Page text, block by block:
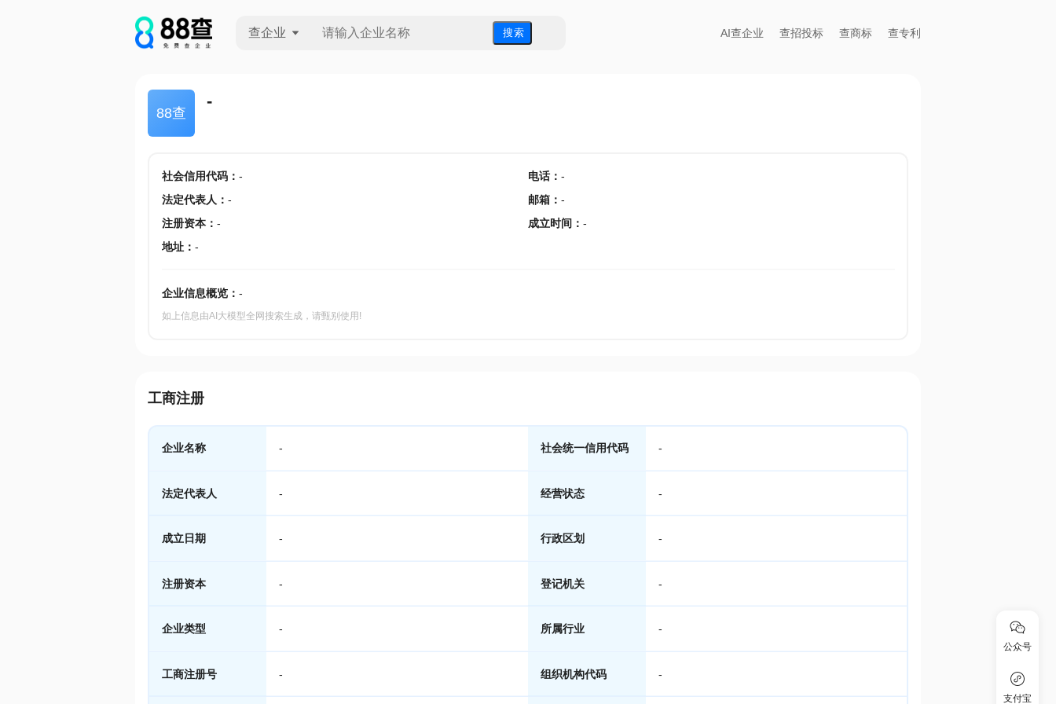
查企业 搜 索 AI查企业 查招投标 查商标 查专利
88查
-
社会信用代码： - 电话： -
法定代表人 ： - 邮箱 ： -
注册资本： - 成立时间 ： -
地址： -
企业信息概览： -
如上信息由AI大模型全网搜索生成，请甄别使用!
工商注册
企业名称 - 社会统一信用代码 -
法定代表人 - 经营状态 -
成立日期 - 行政区划 -
注册资本 - 登记机关 -
企业类型 - 所属行业 -
工商注册号 - 组织机构代码 -
公众号
支付宝